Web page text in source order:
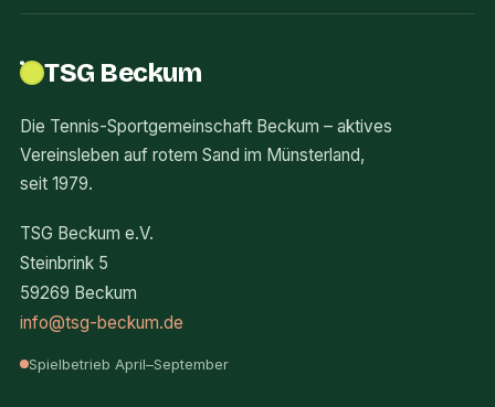
TSG Beckum
Die Tennis-Sportgemeinschaft Beckum – aktives
Vereinsleben auf rotem Sand im Münsterland,
seit 1979.
TSG Beckum e.V.
Steinbrink 5
59269 Beckum
info@tsg-beckum.de
Spielbetrieb April–September